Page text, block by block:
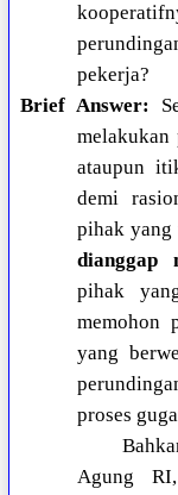
pekerja?
Brief Answer:
ataupun
demi
pihak
dianggap
pihak
memohon
yang
proses
Agung